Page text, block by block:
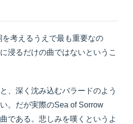
考えるうえで最も重要なの
浸るだけの曲ではないというこ
、深く沈み込むバラードのよう
。だが実際のSea of Sorrow
である。悲しみを嘆くというよ